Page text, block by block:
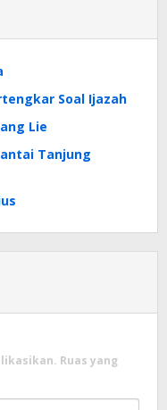
Soal Ijazah
Lie
Tanjung
Ruas yang